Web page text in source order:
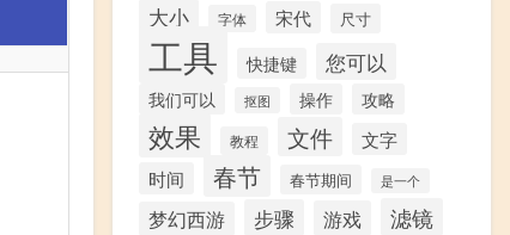
大小 字体 宋代 尺寸
工具 快捷键 您可以
我们可以 抠图 操作 攻略
效果 教程 文件
文字
时间
春节 春节期间 是一个
梦幻西游 步骤 游戏 滤镜